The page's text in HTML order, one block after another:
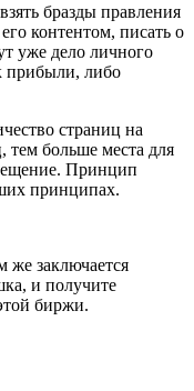
бразды правления
контентом, писать о
уже дело личного
прибыли, либо
страниц на
тем больше места для
Принцип
принципах.
же заключается
и получите
биржи.